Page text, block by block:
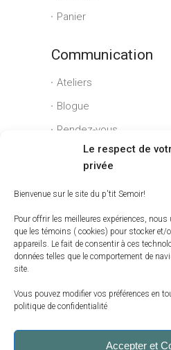
Le respect de
privée
Bienvenue sur le site du p'tit Semoir!
Pour offrir les meilleures expériences,
que les témoins ( cookies) pour stocker et/
appareils. Le fait de consentir à ces
données telles que le comportement de
site.
Vous pouvez modifier vos préférences en
politique de confidentialité
Accepter et
Panier
Communication
Ateliers
Blogue
Rendez-vous
Conditions générales
Liens utiles
Espace client
Conditions générales
Politique de témoins